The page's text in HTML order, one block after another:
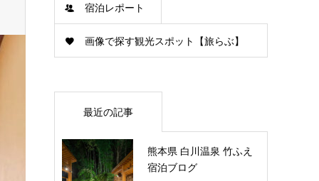
宿泊レポート
画像で探す観光スポット【旅らぶ】
最近の記事
熊本県 白川温泉 竹ふえ
宿泊ブログ